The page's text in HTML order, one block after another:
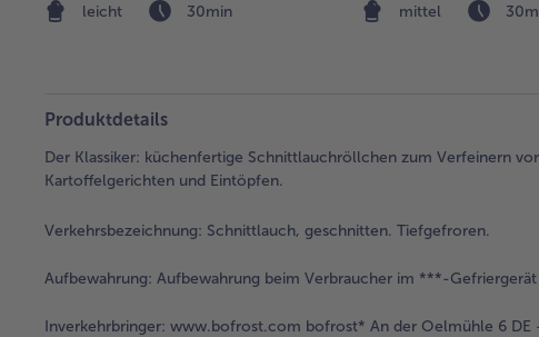
leicht 30min mittel
Produktdetails
Der Klassiker: küchenfertige Schnittlauchröllchen zum Verfeinern
Kartoffelgerichten und Eintöpfen.
Verkehrsbezeichnung: Schnittlauch, geschnitten. Tiefgefroren.
Aufbewahrung: Aufbewahrung beim Verbraucher im ***-
Inverkehrbringer: www.bofrost.com bofrost* An der Oelmühle 6 DE